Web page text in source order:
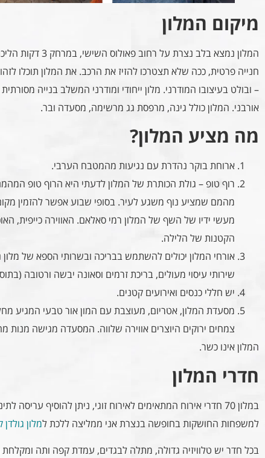
מיקום המלון
המלון נמצא בלב
חנייה פרטית, ככה שלא תצטרכו להזיז את הרכב. את המלון תוכלו
– ובולט בעיצובו המודרני. מלון ייחודי ומודרני המשלב בנייה
אורבני. המלון כולל גינה, מרפסת גג מרשימה, מסעדה ובר.
מה מציע המלון?
ארוחת בוקר נהדרת עם נגיעות מהמטבח הערבי.
רוף טופ – גולת הכותרת של המלון לדעתי היא הרוף טופ
מהמם שמציע נוף משגע לעיר. בסופי שבוע אפשר להזמין
מעשי ידיו של השף של המלון רמי סאלאם. האווירה כייפית,
הקטנות של הלילה.
אורחי המלון יכולים להשתמש בבריכה ובשרותי הספא של
שירותי עיסוי מעולים, בריכת זרמים וסאונה יבשה ורטובה
יש חללי כנסים ואירועים קטנים.
מסעדת המלון, אטריום, מעוצבת עם המון אור טבעי המגיע
צמחים ירוקים היוצרים אווירה שלווה. המסעדה מגישה מנות
המלון אינו כשר.
חדרי המלון
במלון 70 חדרי אירוח המתאימים לאירוח זוגי, ניתן להוסיף
למשפחות החושקות בחופשה בנצרת אני ממליצה ללכת למלון
בכל חדר יש טלוויזיה גדולה, מתלה לבגדים, עמדת קפה ותה